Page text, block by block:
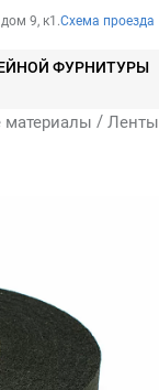
9, к1.Схема проезда
ФУРНИТУРЫ
/ Ленты